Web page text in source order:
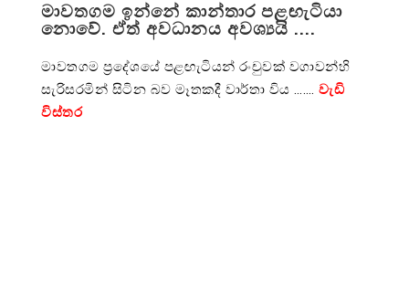
මාවතගම ඉන්නේ කාන්තාර පළඟැටියා
නොවේ. ඒත් අවධානය අවශ්‍යයි ....
මාවතගම ප්‍රදේශයේ පළඟැටියන් රංචුවක් වගාවන්හි
සැරිසරමින් සිටින බව මෑතකදී වාර්තා විය ……. වැඩි
විස්තර